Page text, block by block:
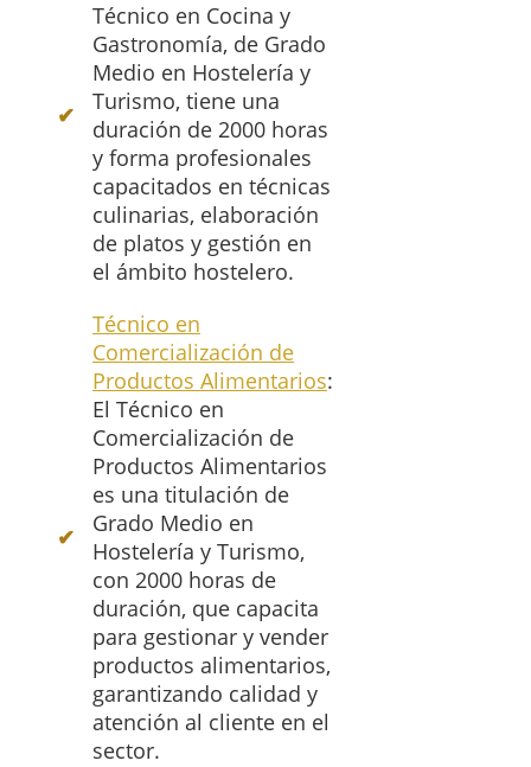
Técnico en Cocina y
Gastronomía, de Grado
Medio en Hostelería y
Turismo, tiene una
duración de 2000 horas
y forma profesionales
capacitados en técnicas
culinarias, elaboración
de platos y gestión en
el ámbito hostelero.
Técnico en
Comercialización de
Productos Alimentarios:
El Técnico en
Comercialización de
Productos Alimentarios
es una titulación de
Grado Medio en
Hostelería y Turismo,
con 2000 horas de
duración, que capacita
para gestionar y vender
productos alimentarios,
garantizando calidad y
atención al cliente en el
sector.